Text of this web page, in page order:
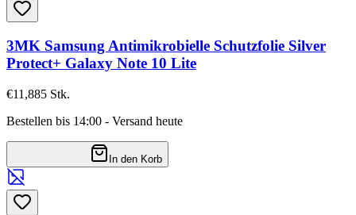
3MK Samsung Antimikrobielle Schutzfolie Silver
Protect+ Galaxy Note 10 Lite
€11,885 Stk.
Bestellen bis 14:00 - Versand heute
In den Korb